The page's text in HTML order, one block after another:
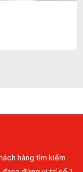
hàng tìm kiếm